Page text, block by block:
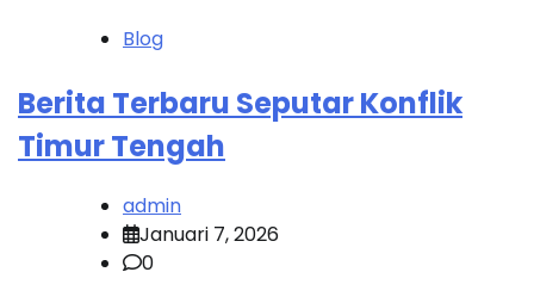
Blog
Berita Terbaru Seputar Konflik
Timur Tengah
admin
Januari 7, 2026
0